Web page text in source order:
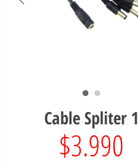
Cable Spliter 1
$3.990